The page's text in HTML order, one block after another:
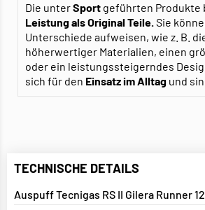
Die unterSport geführten Produkte
Leistung als Original Teile.Sie
Unterschiede aufweisen, wie z. B.
höherwertiger Materialien, einen
oder ein leistungssteigerndes
sich für den Einsatz im Alltag und
TECHNISCHE DETAILS
Auspuff Tecnigas RS II Gilera Runner